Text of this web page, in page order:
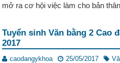
mở ra cơ hội việc làm cho bản
Tuyển sinh Văn bằng 2 Cao
2017
caodangykhoa 25/05/2017